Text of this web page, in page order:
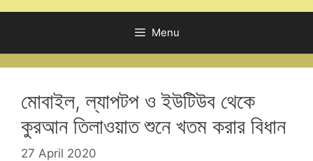
Menu
মোবাইল, ল্যাপটপ ও ইউটিউব থেকে
কুরআন তিলাওয়াত শুনে খতম করার বিধান
27 April 2020